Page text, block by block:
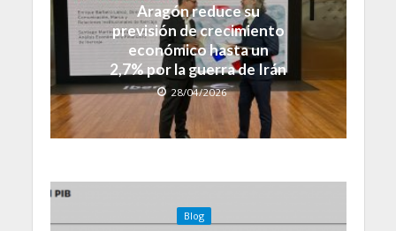
Aragón reduce su
previsión de crecimiento
económico hasta un
2,7% por la guerra de Irán
28/04/2026
Blog